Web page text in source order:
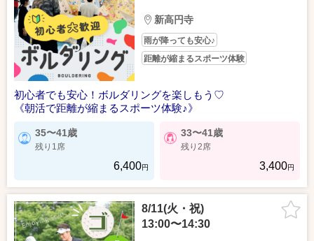
新高円寺
雨が降っても安心♪
距離が縮まるスポーツ体験
初心者でも安心！ボルダリングを楽しもう♡
《朝活で距離が縮まるスポーツ体験♪》
35〜41歳
残り1席
6,400円
33〜41歳
残り2席
3,400円
8/11(火・祝)
13:00〜14:30